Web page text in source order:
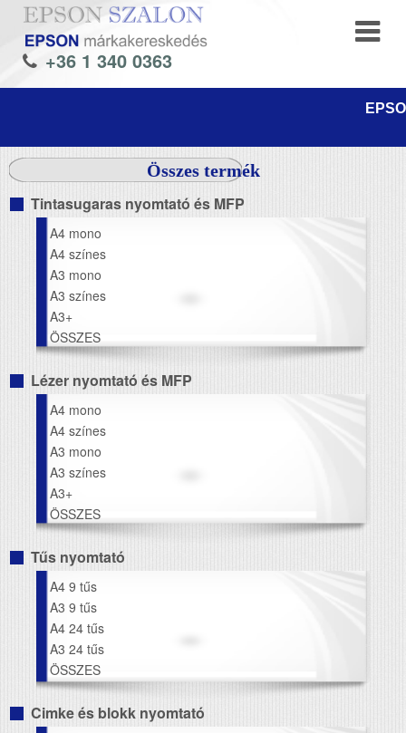
+36 1 340 0363
Összes termék
Tintasugaras nyomtató és MFP
A4 mono
A4 színes
A3 mono
A3 színes
A3+
ÖSSZES
Lézer nyomtató és MFP
A4 mono
A4 színes
A3 mono
A3 színes
A3+
ÖSSZES
Tűs nyomtató
A4 9 tűs
A3 9 tűs
A4 24 tűs
A3 24 tűs
ÖSSZES
Cimke és blokk nyomtató